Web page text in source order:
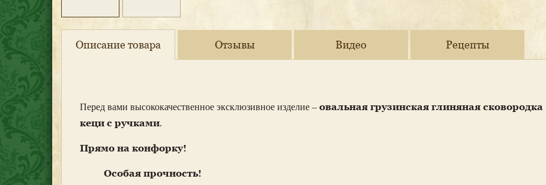
Описание товара Отзывы Видео Рецепты
Перед вами высококачественное эксклюзивное изделие – овальная грузинская глиняная сковородка
кеци с ручками.
Прямо на конфорку!
Особая прочность!